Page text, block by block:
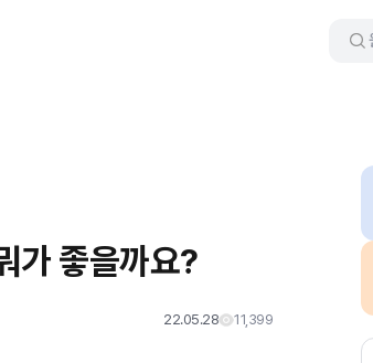
좋을까요?
22.05.28 11,399